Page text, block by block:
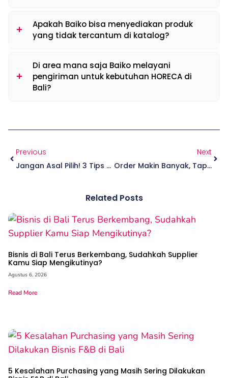
Apakah Baiko bisa menyediakan produk
yang tidak tercantum di katalog?
Di area mana saja Baiko melayani
pengiriman untuk kebutuhan HORECA di
Bali?
Previous
Jangan Asal Pilih! 3 Tips Memilih Supplier Di Bali Yang Tepat Untuk Bisnis Kamu
Next
Order Makin Banyak, Tapi Makin Kewalahan? Mungkin Saatnya Pakai One Stop Supplier
Related Posts
Bisnis di Bali Terus Berkembang, Sudahkah Supplier
Kamu Siap Mengikutinya?
Agustus 6, 2026
Read More
5 Kesalahan Purchasing yang Masih Sering Dilakukan